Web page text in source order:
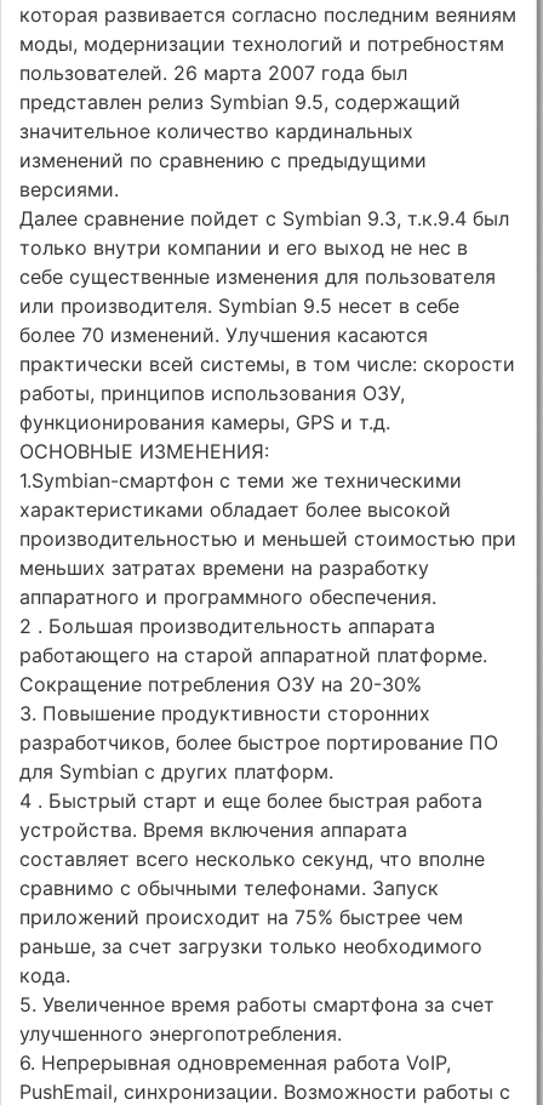
которая развивается согласно последним веяниям
моды, модернизации технологий и потребностям
пользователей. 26 марта 2007 года был
представлен релиз Symbian 9.5, содержащий
значительное количество кардинальных
изменений по сравнению с предыдущими
версиями.
Далее сравнение пойдет с Symbian 9.3, т.к.9.4 был
только внутри компании и его выход не нес в
себе существенные изменения для пользователя
или производителя. Symbian 9.5 несет в себе
более 70 изменений. Улучшения касаются
практически всей системы, в том числе: скорости
работы, принципов использования ОЗУ,
функционирования камеры, GPS и т.д.
ОСНОВНЫЕ ИЗМЕНЕНИЯ:
1.Symbian-смартфон с теми же техническими
характеристиками обладает более высокой
производительностью и меньшей стоимостью при
меньших затратах времени на разработку
аппаратного и программного обеспечения.
2 . Большая производительность аппарата
работающего на старой аппаратной платформе.
Сокращение потребления ОЗУ на 20-30%
3. Повышение продуктивности сторонних
разработчиков, более быстрое портирование ПО
для Symbian с других платформ.
4 . Быстрый старт и еще более быстрая работа
устройства. Время включения аппарата
составляет всего несколько секунд, что вполне
сравнимо с обычными телефонами. Запуск
приложений происходит на 75% быстрее чем
раньше, за счет загрузки только необходимого
кода.
5. Увеличенное время работы смартфона за счет
улучшенного энергопотребления.
6. Непрерывная одновременная работа VoIP,
PushEmail, синхронизации. Возможности работы с